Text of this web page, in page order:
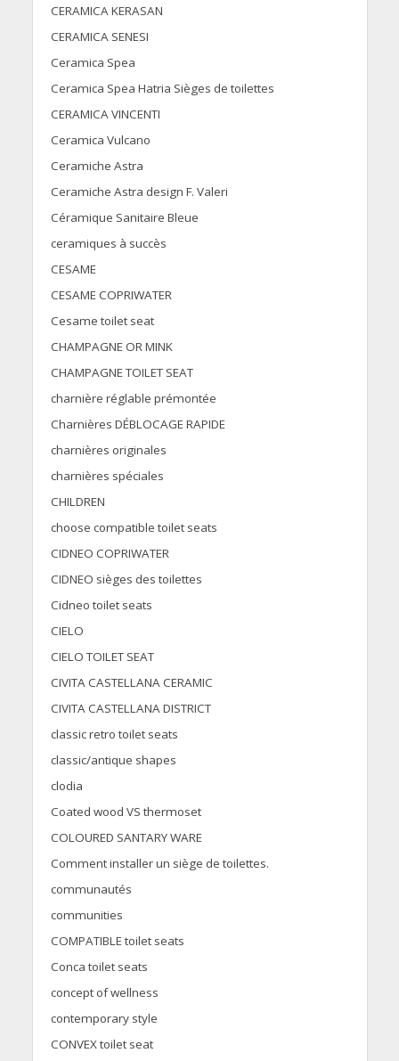
CERAMICA KERASAN
CERAMICA SENESI
Ceramica Spea
Ceramica Spea Hatria Sièges de toilettes
CERAMICA VINCENTI
Ceramica Vulcano
Ceramiche Astra
Ceramiche Astra design F. Valeri
Céramique Sanitaire Bleue
ceramiques à succès
CESAME
CESAME COPRIWATER
Cesame toilet seat
CHAMPAGNE OR MINK
CHAMPAGNE TOILET SEAT
charnière réglable prémontée
Charnières DÉBLOCAGE RAPIDE
charnières originales
charnières spéciales
CHILDREN
choose compatible toilet seats
CIDNEO COPRIWATER
CIDNEO sièges des toilettes
Cidneo toilet seats
CIELO
CIELO TOILET SEAT
CIVITA CASTELLANA CERAMIC
CIVITA CASTELLANA DISTRICT
classic retro toilet seats
classic/antique shapes
clodia
Coated wood VS thermoset
COLOURED SANTARY WARE
Comment installer un siège de toilettes.
communautés
communities
COMPATIBLE toilet seats
Conca toilet seats
concept of wellness
contemporary style
CONVEX toilet seat